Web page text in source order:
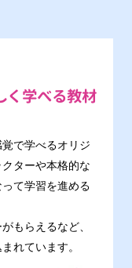
く学べる教材
で学べるオリジ
ターや本格的な
て学習を進める
もらえるなど、
れています。